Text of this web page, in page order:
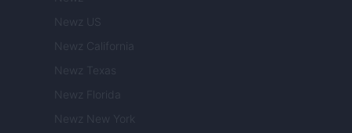
Newz US
Newz California
Newz Texas
Newz Florida
Newz New York